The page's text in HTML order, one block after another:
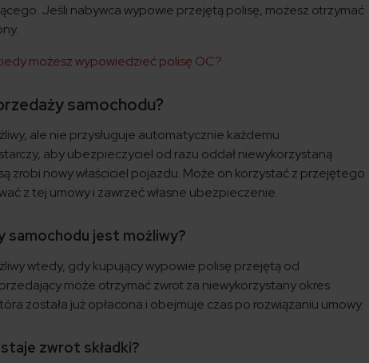
Jeśli nabywca wypowie przejętą polisę, możesz otrzymać
możesz wypowiedzieć polisę OC?
samochodu?
ale nie przysługuje automatycznie każdemu
aby ubezpieczyciel od razu oddał niewykorzystaną
zrobi nowy właściciel pojazdu. Może on korzystać z przejętego
z tej umowy i zawrzeć własne ubezpieczenie.
samochodu jest możliwy?
wtedy, gdy kupujący wypowie polisę przejętą od
może otrzymać zwrot za niewykorzystany okres
została już opłacona i obejmuje czas po rozwiązaniu umowy.
zwrot składki?